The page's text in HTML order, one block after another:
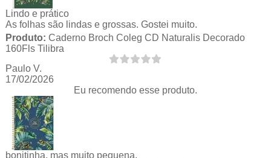
Lindo e prático
As folhas são lindas e grossas. Gostei muito.
Produto: Caderno Broch Coleg CD Naturalis Decorado
160Fls Tilibra
Paulo V.
17/02/2026
Eu recomendo esse produto.
bonitinha, mas muito pequena.